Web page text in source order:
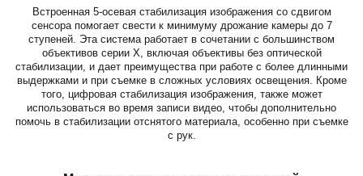
Встроенная 5-осевая стабилизация изображения со сдвигом
сенсора помогает свести к минимуму дрожание камеры до 7
ступеней. Эта система работает в сочетании с большинством
объективов серии X, включая объективы без оптической
стабилизации, и дает преимущества при работе с более длинными
выдержками и при съемке в сложных условиях освещения. Кроме
того, цифровая стабилизация изображения, также может
использоваться во время записи видео, чтобы дополнительно
помочь в стабилизации отснятого материала, особенно при съемке
с рук.